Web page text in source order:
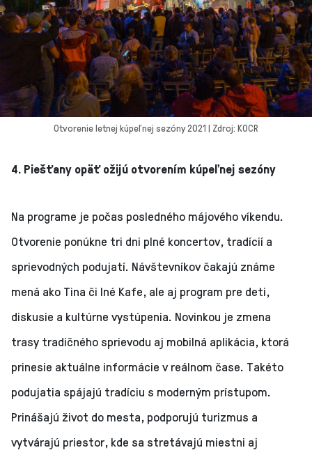
Otvorenie letnej kúpeľnej sezóny 2021 | Zdroj: KOCR
4. Piešťany opäť ožijú otvorením kúpeľnej sezóny
Na programe je počas posledného májového víkendu.
Otvorenie ponúkne tri dni plné koncertov, tradícií a
sprievodných podujatí. Návštevníkov čakajú známe
mená ako Tina či Iné Kafe, ale aj program pre deti,
diskusie a kultúrne vystúpenia. Novinkou je zmena
trasy tradičného sprievodu aj mobilná aplikácia, ktorá
prinesie aktuálne informácie v reálnom čase. Takéto
podujatia spájajú tradíciu s moderným prístupom.
Prinášajú život do mesta, podporujú turizmus a
vytvárajú priestor, kde sa stretávajú miestni aj